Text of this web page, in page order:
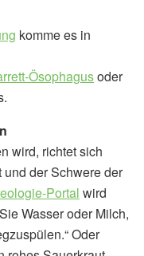
komme es in
Ösophagusoder
wird, richtet sich
der Schwere der
Portal wird
Wasser oder Milch,
Oder